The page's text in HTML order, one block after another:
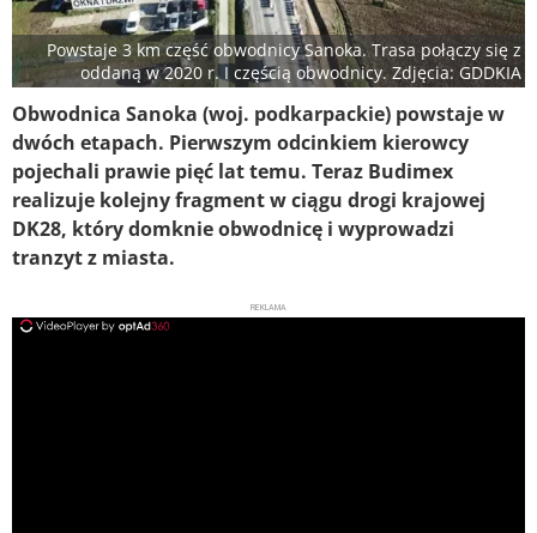
Powstaje 3 km część obwodnicy Sanoka. Trasa połączy się z
oddaną w 2020 r. I częścią obwodnicy. Zdjęcia: GDDKIA
Obwodnica Sanoka (woj. podkarpackie) powstaje w
dwóch etapach. Pierwszym odcinkiem kierowcy
pojechali prawie pięć lat temu. Teraz Budimex
realizuje kolejny fragment w ciągu drogi krajowej
DK28, który domknie obwodnicę i wyprowadzi
tranzyt z miasta.
REKLAMA